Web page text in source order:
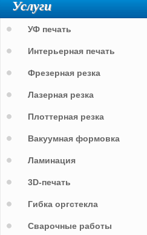
Услуги
УФ печать
Интерьерная печать
Фрезерная резка
Лазерная резка
Плоттерная резка
Вакуумная формовка
Ламинация
3D-печать
Гибка оргстекла
Сварочные работы